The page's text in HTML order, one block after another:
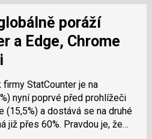
a Edge, Chrome
StatCounter je na
nyní poprvé před prohlížeči
(15,5%) a dostává se na druhé
Pravdou je, že